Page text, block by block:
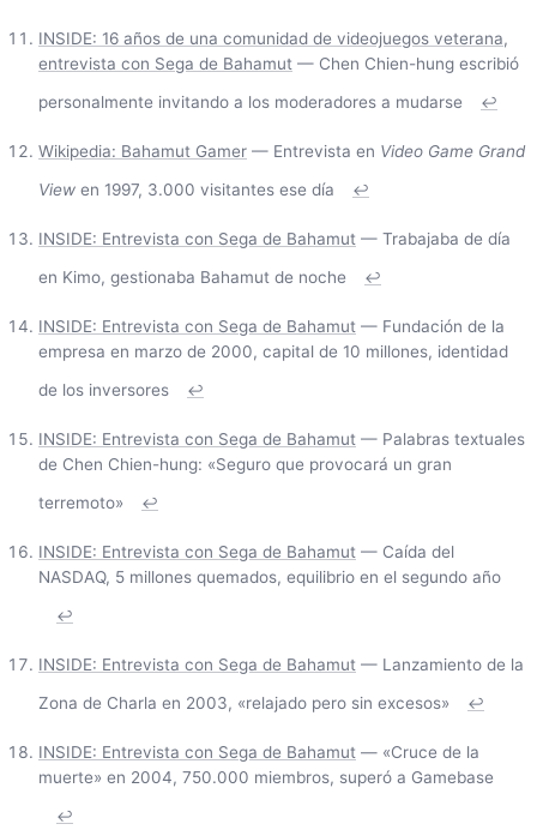
INSIDE: 16 años de una comunidad de videojuegos veterana,
entrevista con Sega de Bahamut — Chen Chien-hung escribió
personalmente invitando a los moderadores a mudarse
↩
Wikipedia: Bahamut Gamer — Entrevista en Video Game Grand
View en 1997, 3.000 visitantes ese día ↩
INSIDE: Entrevista con Sega de Bahamut — Trabajaba de día
en Kimo, gestionaba Bahamut de noche
↩
INSIDE: Entrevista con Sega de Bahamut — Fundación de la
empresa en marzo de 2000, capital de 10 millones, identidad
de los inversores
↩
INSIDE: Entrevista con Sega de Bahamut — Palabras textuales
de Chen Chien-hung: «Seguro que provocará un gran
terremoto»
↩
INSIDE: Entrevista con Sega de Bahamut — Caída del
NASDAQ, 5 millones quemados, equilibrio en el segundo año
↩
INSIDE: Entrevista con Sega de Bahamut — Lanzamiento de la
Zona de Charla en 2003, «relajado pero sin excesos»
↩
INSIDE: Entrevista con Sega de Bahamut — «Cruce de la
muerte» en 2004, 750.000 miembros, superó a Gamebase
↩